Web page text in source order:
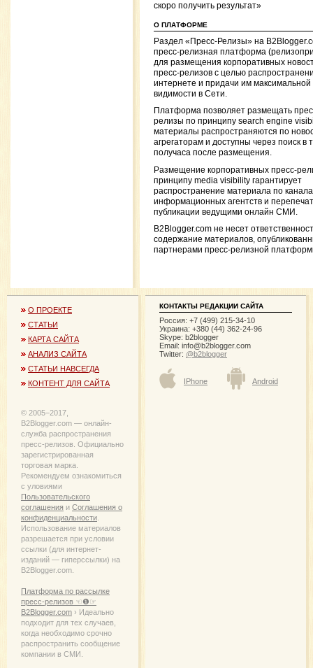
скоро получить результат»
О ПЛАТФОРМЕ
Раздел «Пресс-Релизы» на
пресс-релизная платформа
для размещения корпоративных
пресс-релизов с целью
интернете и придачи им максимальной
видимости в Сети.
Платформа позволяет размещать
релизы по принципу search engine
материалы распространяются по
агрегаторам и доступны через поиск в
получаса после размещения.
Размещение корпоративных пресс-
принципу media visibility гарантирует
распространение материала по
информационных агентств и
публикации ведущими онлайн СМИ.
B2Blogger.com не несет
содержание материалов,
партнерами пресс-релизной
О ПРОЕКТЕ
СТАТЬИ
КАРТА САЙТА
АНАЛИЗ САЙТА
СТАТЬИ НАВСЕГДА
КОНТЕНТ ДЛЯ САЙТА
© 2005−2017,
B2Blogger.com — онлайн-
служба распространения
пресс-релизов. Официально
зарегистрированная
торговая марка.
Рекомендуем ознакомиться
с уловиями
Пользовательского
соглашения и Соглашения о
конфиденциальности
Использование материалов
разрешается при условии
ссылки (для интернет-
изданий — гиперссылки) на
B2Blogger.com.
Платформа по рассылке
пресс-релизов ☜❶☞
B2Blogger.com › Идеально
подходит для тех случаев,
когда необходимо срочно
распространить сообщение
компании в СМИ.
КОНТАКТЫ РЕДАКЦИИ САЙТА
Россия: +7 (499) 215-34-10
Украина: +380 (44) 362-24-96
Skype: b2blogger
Email: info@b2blogger.com
Twitter: @b2blogger
IPhone Android